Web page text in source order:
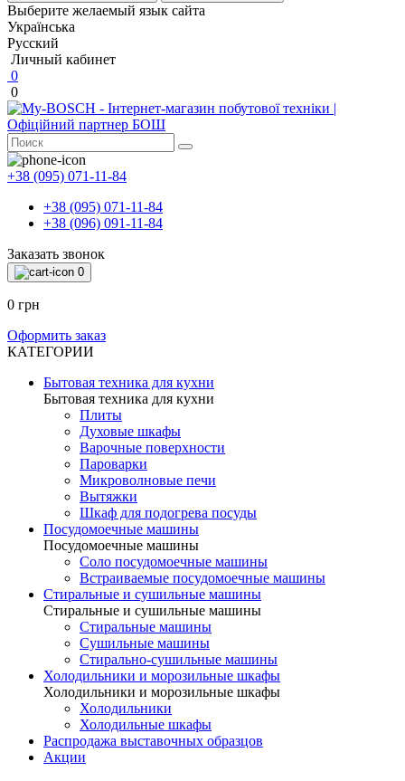
Выберите желаемый язык сайта
Українська
Русский
Личный кабинет
0
0
+38 (095) 071-11-84
+38 (095) 071-11-84
+38 (096) 091-11-84
Заказать звонок
0
0 грн
Оформить заказ
КАТЕГОРИИ
Бытовая техника для кухни
Бытовая техника для кухни
Плиты
Духовые шкафы
Варочные поверхности
Пароварки
Микроволновые печи
Вытяжки
Шкаф для подогрева посуды
Посудомоечные машины
Посудомоечные машины
Соло посудомоечные машины
Встраиваемые посудомоечные машины
Стиральные и сушильные машины
Стиральные и сушильные машины
Стиральные машины
Сушильные машины
Стирально-сушильные машины
Холодильники и морозильные шкафы
Холодильники и морозильные шкафы
Холодильники
Холодильные шкафы
Распродажа выставочных образцов
Акции